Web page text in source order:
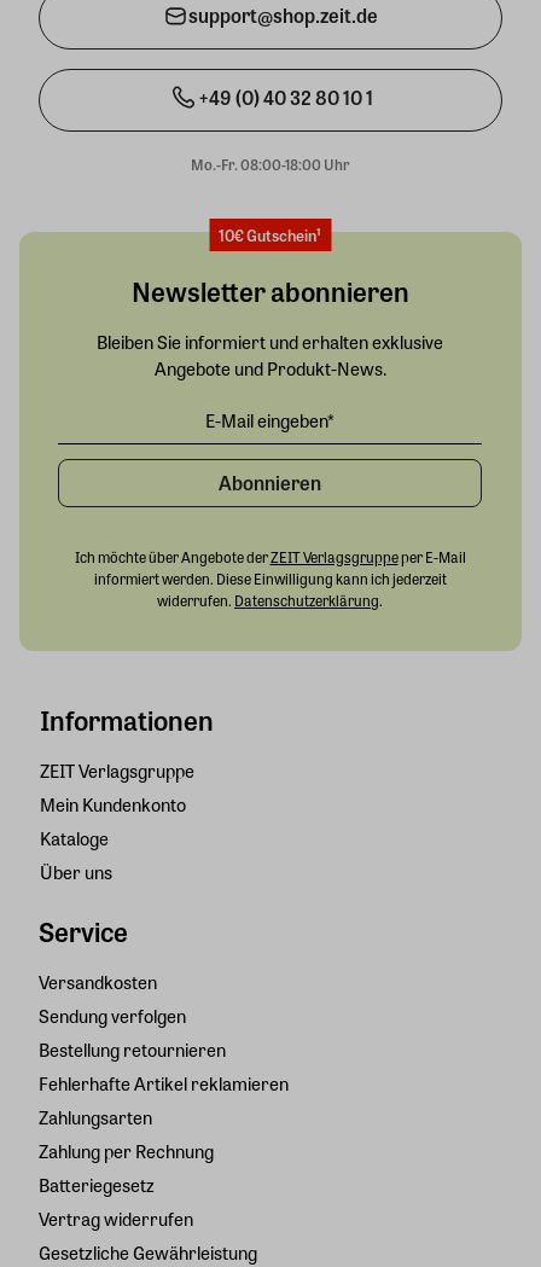
support@shop.zeit.de
+49 (0) 40 32 80 10 1
Mo.-Fr. 08:00-18:00 Uhr
Informationen
ZEIT Verlagsgruppe
Mein Kundenkonto
Kataloge
Über uns
Service
Versandkosten
Sendung verfolgen
Bestellung retournieren
Fehlerhafte Artikel reklamieren
Zahlungsarten
Zahlung per Rechnung
Batteriegesetz
Vertrag widerrufen
Gesetzliche Gewährleistung
10€ Gutschein¹
Newsletter abonnieren
Bleiben Sie informiert und erhalten exklusive
Angebote und Produkt-News.
Abonnieren
Ich möchte über Angebote derZEIT Verlagsgruppeper E-Mail
informiert werden. Diese Einwilligung kann ich jederzeit
widerrufen. Datenschutzerklärung.